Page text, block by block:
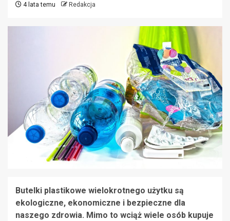
4 lata temu Redakcja
Butelki plastikowe wielokrotnego użytku są
ekologiczne, ekonomiczne i bezpieczne dla
naszego zdrowia. Mimo to wciąż wiele osób kupuje